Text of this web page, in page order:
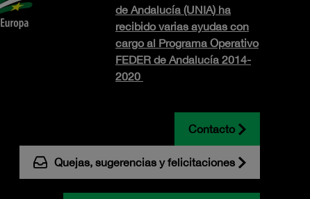
de Andalucía (UNIA) ha
recibido varias ayudas con
cargo al Programa Operativo
FEDER de Andalucía 2014-
2020
Contacto
Quejas, sugerencias y felicitaciones